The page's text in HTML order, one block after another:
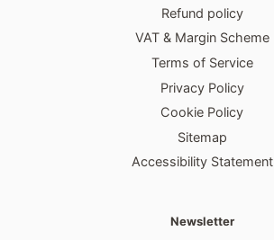
Refund policy
VAT & Margin Scheme
Terms of Service
Privacy Policy
Cookie Policy
Sitemap
Accessibility Statement
Newsletter